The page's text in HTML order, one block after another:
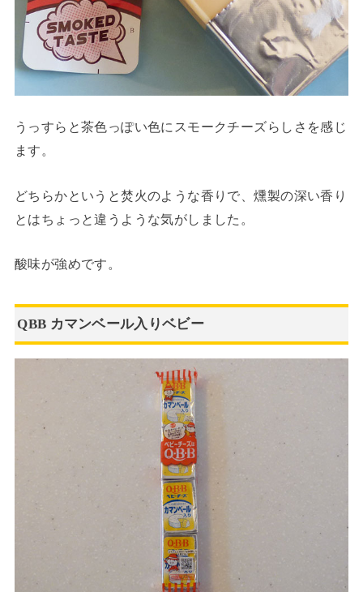
うっすらと茶色っぽい色にスモークチーズらしさを感じ
ます。
どちらかというと焚火のような香りで、燻製の深い香り
とはちょっと違うような気がしました。
酸味が強めです。
QBB カマンベール入りベビー